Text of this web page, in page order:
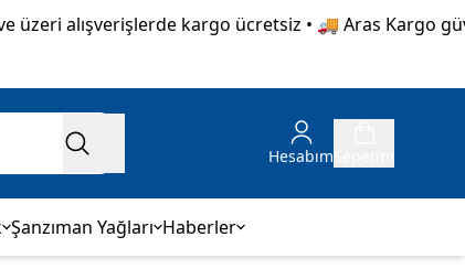
alışverişlerde kargo ücretsiz • 🚚 Aras Kargo
Hesabım
Şanzıman Yağları Haberler